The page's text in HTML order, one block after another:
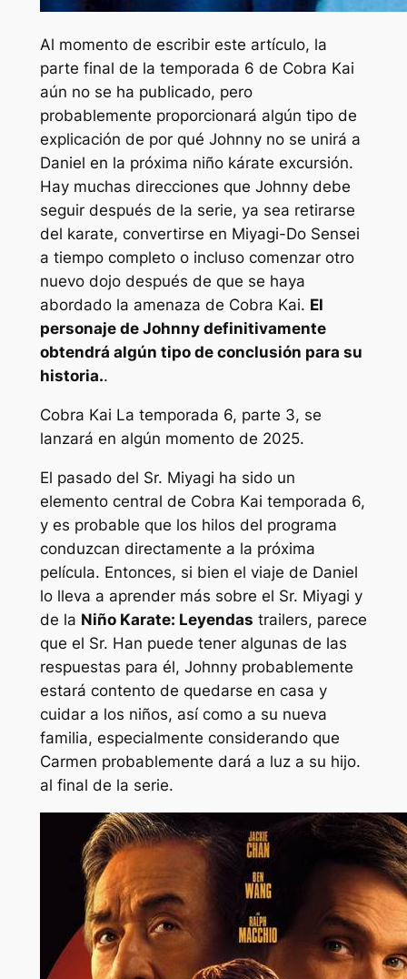
Al momento de escribir este artículo, la
parte final de la temporada 6 de Cobra Kai
aún no se ha publicado, pero
probablemente proporcionará algún tipo de
explicación de por qué Johnny no se unirá a
Daniel en la próxima niño kárate excursión.
Hay muchas direcciones que Johnny debe
seguir después de la serie, ya sea retirarse
del karate, convertirse en Miyagi-Do Sensei
a tiempo completo o incluso comenzar otro
nuevo dojo después de que se haya
abordado la amenaza de Cobra Kai. El
personaje de Johnny definitivamente
obtendrá algún tipo de conclusión para su
historia..
Cobra Kai La temporada 6, parte 3, se
lanzará en algún momento de 2025.
El pasado del Sr. Miyagi ha sido un
elemento central de Cobra Kai temporada 6,
y es probable que los hilos del programa
conduzcan directamente a la próxima
película. Entonces, si bien el viaje de Daniel
lo lleva a aprender más sobre el Sr. Miyagi y
de la Niño Karate: Leyendas trailers, parece
que el Sr. Han puede tener algunas de las
respuestas para él, Johnny probablemente
estará contento de quedarse en casa y
cuidar a los niños, así como a su nueva
familia, especialmente considerando que
Carmen probablemente dará a luz a su hijo.
al final de la serie.